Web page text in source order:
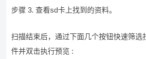
步骤 3. 查看sd卡上找到的资料。
扫描结束后，通过下面几个按钮快速筛选
件并双击执行预览 :